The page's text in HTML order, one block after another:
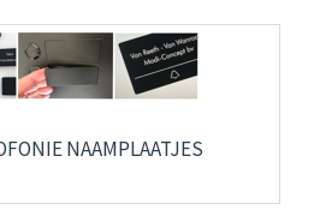
NAAMPLAATJES